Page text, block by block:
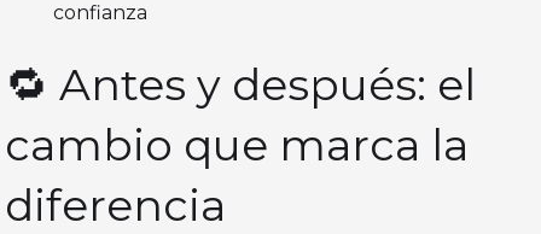
confianza
🔁 Antes y después: el
cambio que marca la
diferencia